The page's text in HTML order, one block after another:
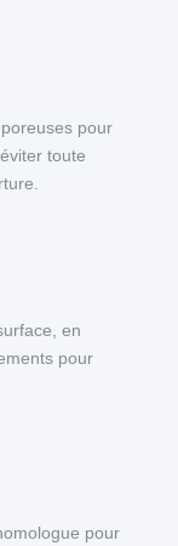
pour
toute
en
pour
pour